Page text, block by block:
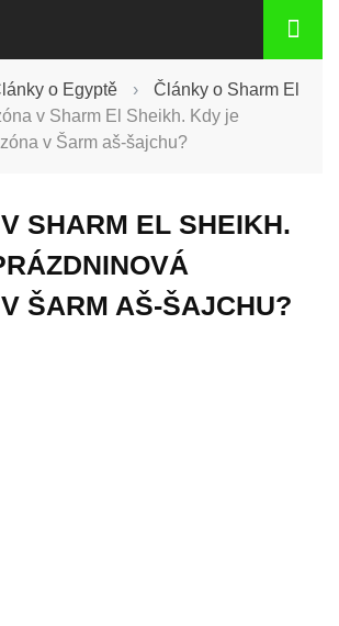
o Egyptě ›
Články o Sharm El
v Sharm El Sheikh. Kdy je
v Šarm aš-šajchu?
SHARM EL SHEIKH.
ŠARM AŠ-ŠAJCHU?